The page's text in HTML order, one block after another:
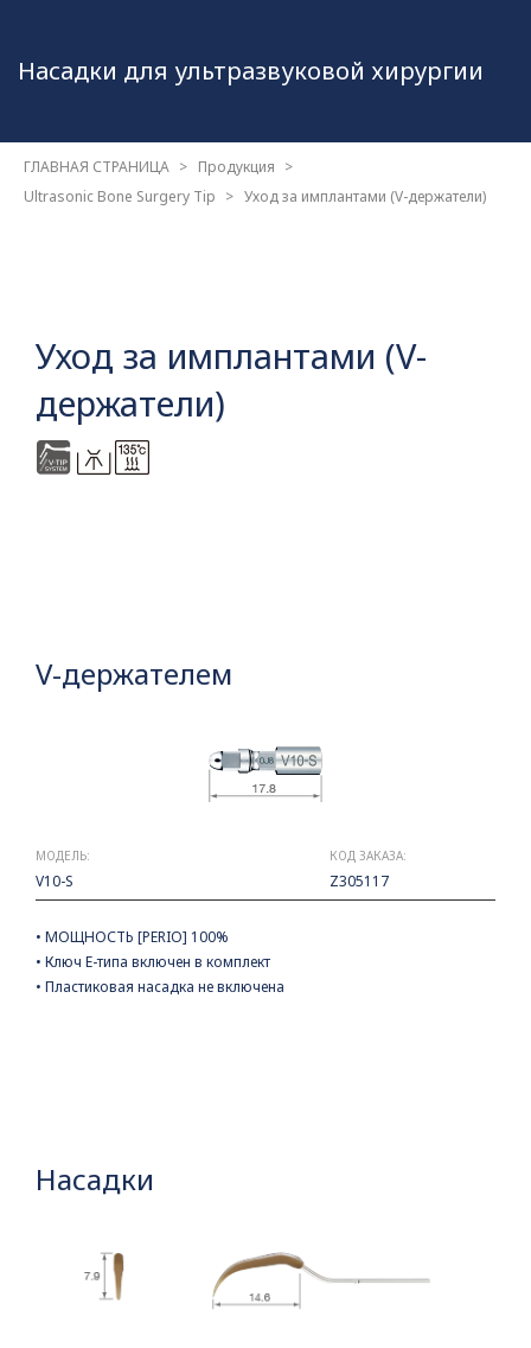
Насадки для ультразвуковой хирургии
ГЛАВНАЯ СТРАНИЦА
Продукция
Ultrasonic Bone Surgery Tip
Уход за имплантами (V-держатели)
Уход за имплантами (V-
держатели)
V-держателем
МОДЕЛЬ:
V10-S
КОД ЗАКАЗА:
Z305117
• МОЩНОСТЬ [PERIO] 100%
• Ключ Е-типа включен в комплект
• Пластиковая насадка не включена
Насадки